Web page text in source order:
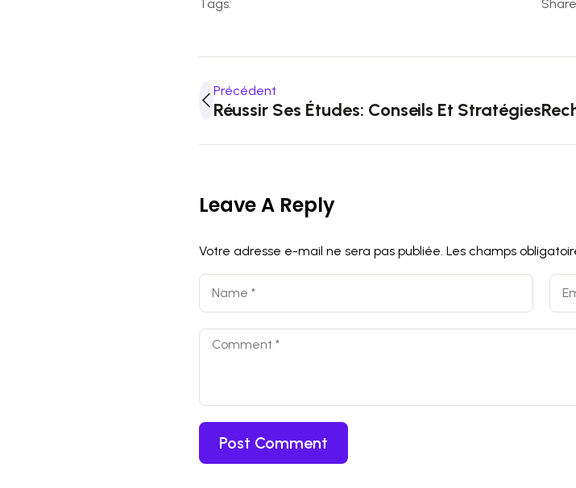
Tags:
Précédent
Réussir Ses Études: Conseils Et Stratégies À
Leave A Reply
Votre adresse e-mail ne sera pas publiée. Les champs